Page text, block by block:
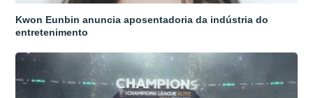
Kwon Eunbin anuncia aposentadoria da indústria do
entretenimento